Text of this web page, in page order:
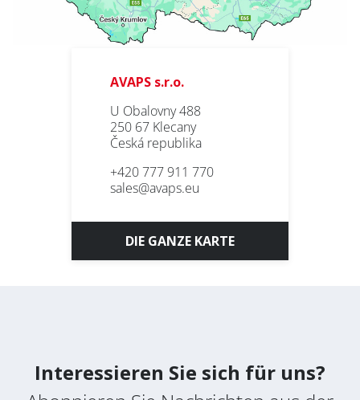
ÜBER UNS
AVAPS s.r.o.
U Obalovny 488
250 67 Klecany
Česká republika
+420 777 911 770
sales@avaps.eu
DIE GANZE KARTE
Interessieren Sie sich für uns?